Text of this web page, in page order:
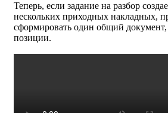
Теперь, если задание на разбор
нескольких приходных накладных,
сформировать один общий документ,
позиции.